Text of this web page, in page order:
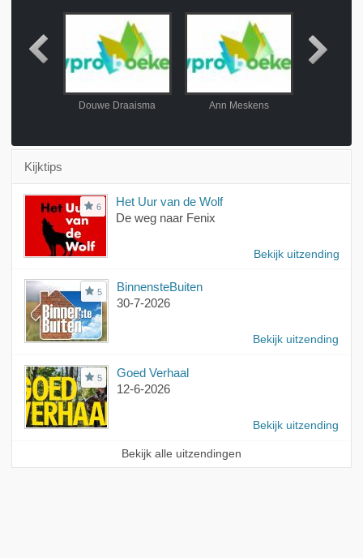
Douwe Draaisma Ann Meskens
Kijktips
6
Het Uur van de Wolf
De weg naar Fenix
Bekijk uitzending
5
BinnensteBuiten
30-7-2026
Bekijk uitzending
5
Goed Verhaal
12-6-2026
Bekijk uitzending
Bekijk alle uitzendingen